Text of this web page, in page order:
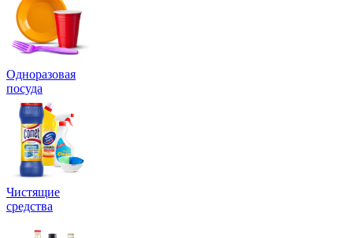
Одноразовая
посуда
Чистящие
средства